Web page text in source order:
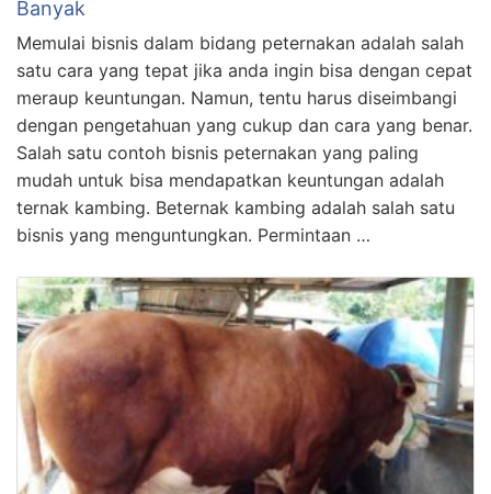
Banyak
Memulai bisnis dalam bidang peternakan adalah salah
satu cara yang tepat jika anda ingin bisa dengan cepat
meraup keuntungan. Namun, tentu harus diseimbangi
dengan pengetahuan yang cukup dan cara yang benar.
Salah satu contoh bisnis peternakan yang paling
mudah untuk bisa mendapatkan keuntungan adalah
ternak kambing. Beternak kambing adalah salah satu
bisnis yang menguntungkan. Permintaan …